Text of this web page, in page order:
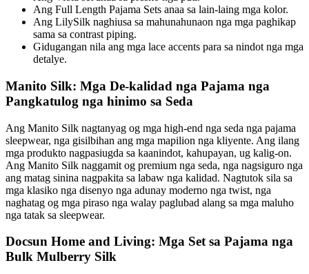
Ang Full Length Pajama Sets anaa sa lain-laing mga kolor.
Ang LilySilk naghiusa sa mahunahunaon nga mga paghikap
sama sa contrast piping.
Gidugangan nila ang mga lace accents para sa nindot nga mga
detalye.
Manito Silk: Mga De-kalidad nga Pajama nga
Pangkatulog nga hinimo sa Seda
Ang Manito Silk nagtanyag og mga high-end nga seda nga pajama
sleepwear, nga gisilbihan ang mga mapilion nga kliyente. Ang ilang
mga produkto nagpasiugda sa kaanindot, kahupayan, ug kalig-on.
Ang Manito Silk naggamit og premium nga seda, nga nagsiguro nga
ang matag sinina nagpakita sa labaw nga kalidad. Nagtutok sila sa
mga klasiko nga disenyo nga adunay moderno nga twist, nga
naghatag og mga piraso nga walay paglubad alang sa mga maluho
nga tatak sa sleepwear.
Docsun Home and Living: Mga Set sa Pajama nga
Bulk Mulberry Silk